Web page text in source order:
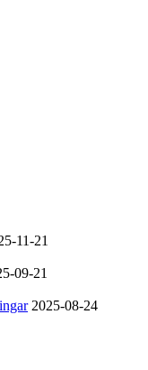
11-21
09-21
2025-08-24